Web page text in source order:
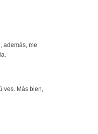
además, me
ves. Más bien,